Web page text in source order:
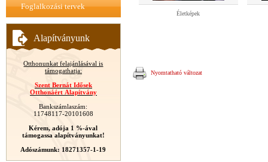
Foglalkozási tervek
Alapítványunk
Otthonunkat felajánlásával is
támogathatja:
Szent Bernát Idősek
Otthonáért Alapítvány
Bankszámlaszám:
11748117-20101608
Kérem, adója 1 %-ával
támogassa alapítványunkat!
Adószámunk: 18271357-1-19
Életképek
Nyomtatható változat